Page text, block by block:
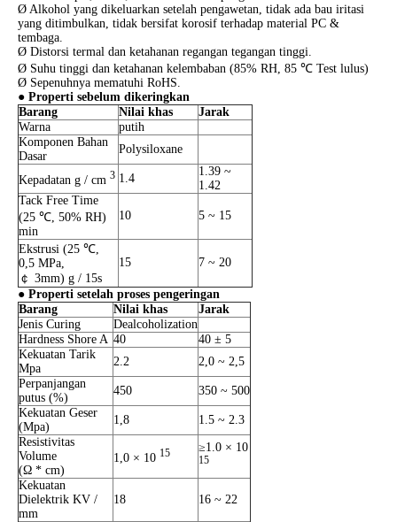
Ø Alkohol yang dikeluarkan setelah pengawetan, tidak ada bau iritasi
yang ditimbulkan, tidak bersifat korosif terhadap material PC &
tembaga.
Ø Distorsi termal dan ketahanan regangan tegangan tinggi.
Ø Suhu tinggi dan ketahanan kelembaban (85% RH, 85 ℃ Test lulus)
Ø Sepenuhnya mematuhi RoHS.
● Properti sebelum dikeringkan
Barang
Nilai khas
Jarak
Warna
putih
Komponen Bahan
Dasar
Polysiloxane
Kepadatan g / cm 3 1.4
1.39 ~
1.42
Tack Free Time
(25 ℃, 50% RH)
min
10 5 ~ 15
Ekstrusi (25 ℃,
0,5 MPa,
￠ 3mm) g / 15s
15 7 ~ 20
● Properti setelah proses pengeringan
Barang
Nilai khas
Jarak
Jenis Curing
Dealcoholization
Hardness Shore A 40
40 ± 5
Kekuatan Tarik
Mpa
2.2
2,0 ~ 2,5
Perpanjangan
putus (%)
450
350 ~ 500
Kekuatan Geser
(Mpa)
1,8
1.5 ~ 2.3
Resistivitas
Volume
(Ω * cm)
1,0 × 10 15 ≥1.0 × 10
15
Kekuatan
Dielektrik KV /
mm
18 16 ~ 22